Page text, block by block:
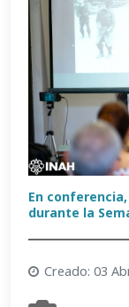
En
durante la
Creado: 03